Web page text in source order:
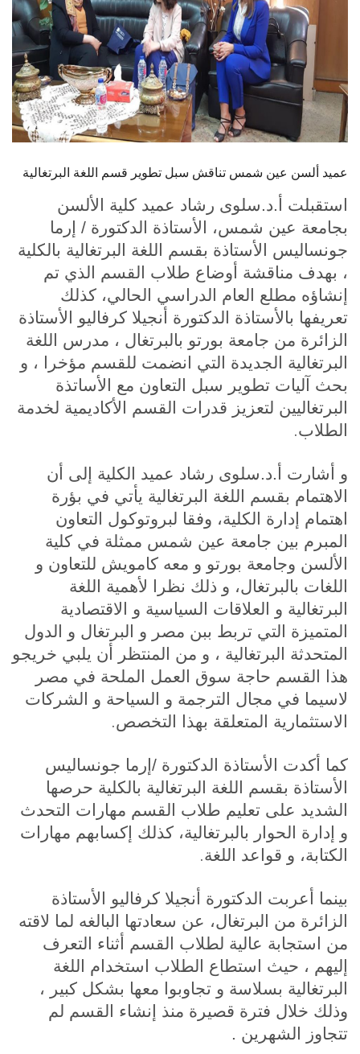
هيئة التدريس
الدراسات العليا
الخريجين
سجل الان
عميد ألسن عين شمس تناقش سبل تطوير قسم اللغة البرتغالية
استقبلت أ.د.سلوى رشاد عميد كلية الألسن
بجامعة عين شمس، الأستاذة الدكتورة / إرما
جونساليس الأستاذة بقسم اللغة البرتغالية بالكلية
، بهدف مناقشة أوضاع طلاب القسم الذي تم
إنشاؤه مطلع العام الدراسي الحالي، كذلك
تعريفها بالأستاذة الدكتورة أنجيلا كرفاليو الأستاذة
الزائرة من جامعة بورتو بالبرتغال ، مدرس اللغة
البرتغالية الجديدة التي انضمت للقسم مؤخرا ، و
بحث آليات تطوير سبل التعاون مع الأساتذة
البرتغاليين لتعزيز قدرات القسم الأكاديمية لخدمة
الطلاب.
و أشارت أ.د.سلوى رشاد عميد الكلية إلى أن
الاهتمام بقسم اللغة البرتغالية يأتي في بؤرة
اهتمام إدارة الكلية، وفقا لبروتوكول التعاون
المبرم بين جامعة عين شمس ممثلة في كلية
الألسن وجامعة بورتو و معه كامويش للتعاون و
اللغات بالبرتغال، و ذلك نظرا لأهمية اللغة
البرتغالية و العلاقات السياسية و الاقتصادية
المتميزة التي تربط ببن مصر و البرتغال و الدول
المتحدثة البرتغالية ، و من المنتظر أن يلبي خريجو
هذا القسم حاجة سوق العمل الملحة في مصر
لاسيما في مجال الترجمة و السياحة و الشركات
الاستثمارية المتعلقة بهذا التخصص.
كما أكدت الأستاذة الدكتورة /إرما جونساليس
الأستاذة بقسم اللغة البرتغالية بالكلية حرصها
الشديد على تعليم طلاب القسم مهارات التحدث
و إدارة الحوار بالبرتغالية، كذلك إكسابهم مهارات
الكتابة، و قواعد اللغة.
بينما أعربت الدكتورة أنجيلا كرفاليو الأستاذة
الزائرة من البرتغال، عن سعادتها البالغه لما لاقته
من استجابة عالية لطلاب القسم أثناء التعرف
إليهم ، حيث استطاع الطلاب استخدام اللغة
البرتغالية بسلاسة و تجاوبوا معها بشكل كبير ،
وذلك خلال فترة قصيرة منذ إنشاء القسم لم
تتجاوز الشهرين .